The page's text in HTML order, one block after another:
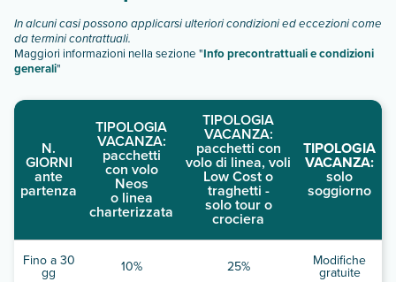
In alcuni casi possono applicarsi ulteriori condizioni ed eccezioni come
da termini contrattuali.
Maggiori informazioni nella sezione "Info precontrattuali e condizioni
generali"
N.
GIORNI
ante
partenza
TIPOLOGIA
VACANZA:
pacchetti
con volo
Neos
o linea
charterizzata
TIPOLOGIA
VACANZA:
pacchetti con
volo di linea, voli
Low Cost o
traghetti -
solo tour o
crociera
TIPOLOGIA
VACANZA:
solo
soggiorno
Fino a 30
gg 10% 25% Modifiche
gratuite